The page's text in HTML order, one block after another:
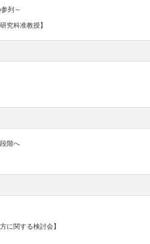
列～
究科准教授】
階へ
に関する検討会】